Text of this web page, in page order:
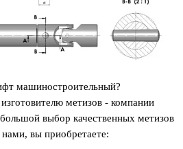
машиностроительный?
метизов - компании
выбор качественных метизов
вы приобретаете: